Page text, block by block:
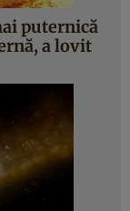
puternică
a lovit